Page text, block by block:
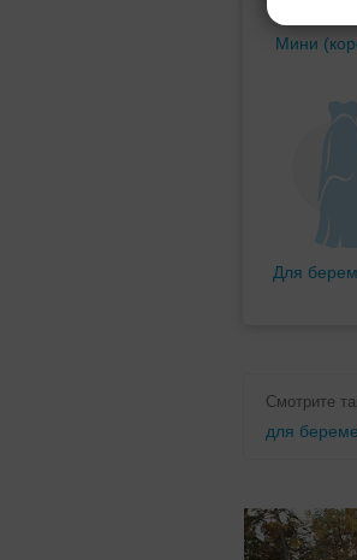
Мини
Для
Смотрите
для